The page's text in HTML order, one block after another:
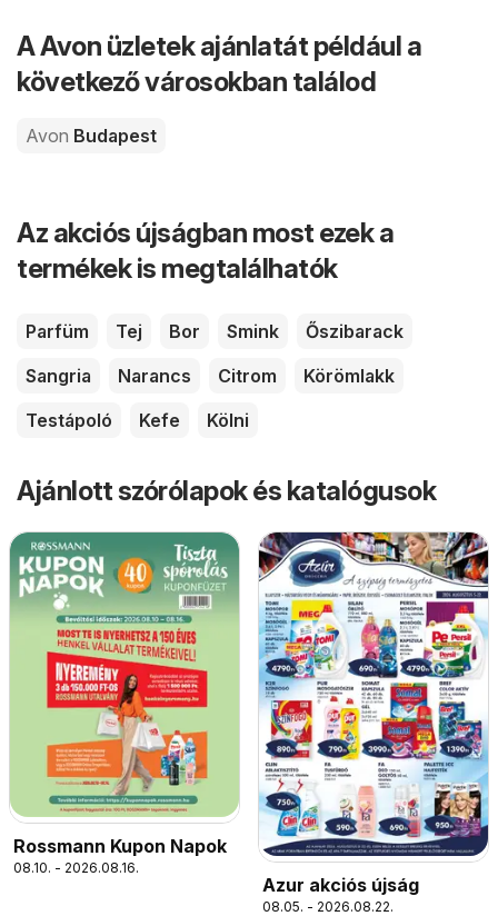
A Avon üzletek ajánlatát például a
következő városokban találod
Avon Budapest
Az akciós újságban most ezek a
termékek is megtalálhatók
Parfüm Tej Bor Smink
Őszibarack
Sangria
Narancs Citrom
Körömlakk
Testápoló
Kefe Kölni
Ajánlott szórólapok és katalógusok
Rossmann Kupon Napok
08.10. - 2026.08.16.
Azur akciós újság
08.05. - 2026.08.22.